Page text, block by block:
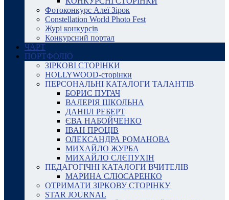
Фотоконкурс Алеї Зірок
Constellation World Photo Fest
Журі конкурсів
Конкурсний портал
ЧАРТ
ПОРТФОЛІО
ЗІРКОВІ СТОРІНКИ
HOLLYWOOD-сторінки
ПЕРСОНАЛЬНІ КАТАЛОГИ ТАЛАНТІВ
БОРИС ПУГАЧ
ВАЛЕРІЯ ШКОЛЬНА
ДАНІІЛ РЕБЕРТ
ЄВА НАБОЙЧЕНКО
ІВАН ПРОЦІВ
ОЛЕКСАНДРА РОМАНОВА
МИХАЙЛО ЖУРБА
МИХАЙЛО СЛЄПУХІН
ПЕДАГОГІЧНІ КАТАЛОГИ ВЧИТЕЛІВ
МАРИНА СЛЮСАРЕНКО
ОТРИМАТИ ЗІРКОВУ СТОРІНКУ
STAR JOURNAL